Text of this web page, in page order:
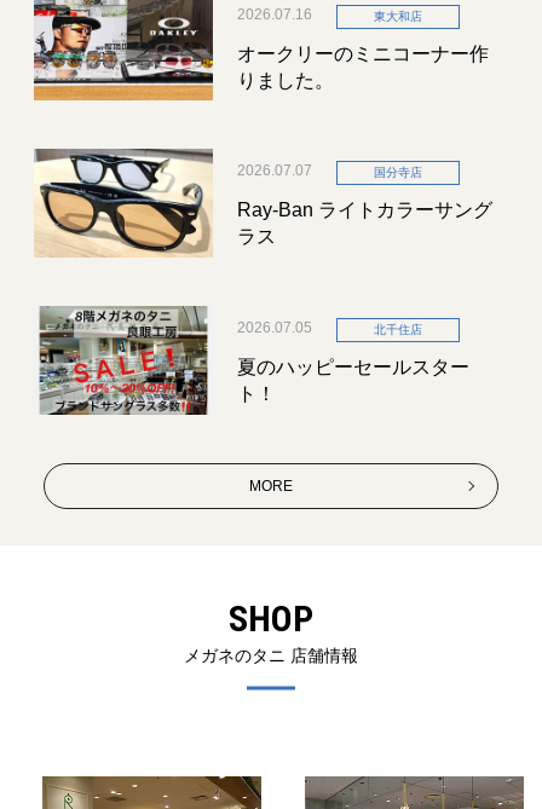
2026.07.16 東大和店
オークリーのミニコーナー作
りました。
2026.07.07 国分寺店
Ray-Ban ライトカラーサング
ラス
2026.07.05 北千住店
夏のハッピーセールスター
ト！
MORE
SHOP
メガネのタニ 店舗情報